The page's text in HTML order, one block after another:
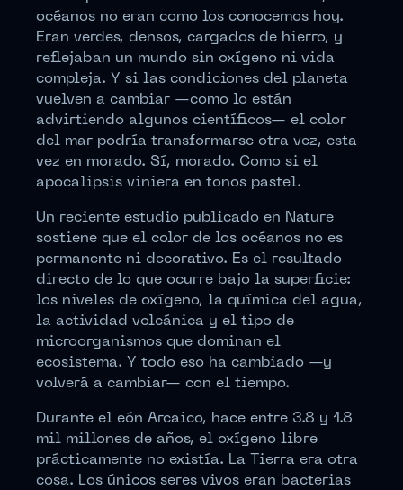
océanos no eran como los conocemos hoy.
Eran verdes, densos, cargados de hierro, y
reflejaban un mundo sin oxígeno ni vida
compleja. Y si las condiciones del planeta
vuelven a cambiar —como lo están
advirtiendo algunos científicos— el color
del mar podría transformarse otra vez, esta
vez en morado. Sí, morado. Como si el
apocalipsis viniera en tonos pastel.
Un reciente estudio publicado en Nature
sostiene que el color de los océanos no es
permanente ni decorativo. Es el resultado
directo de lo que ocurre bajo la superficie:
los niveles de oxígeno, la química del agua,
la actividad volcánica y el tipo de
microorganismos que dominan el
ecosistema. Y todo eso ha cambiado —y
volverá a cambiar— con el tiempo.
Durante el eón Arcaico, hace entre 3.8 y 1.8
mil millones de años, el oxígeno libre
prácticamente no existía. La Tierra era otra
cosa. Los únicos seres vivos eran bacterias